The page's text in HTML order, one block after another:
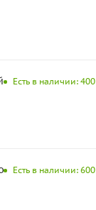
Есть в наличии: 400
Есть в наличии: 600